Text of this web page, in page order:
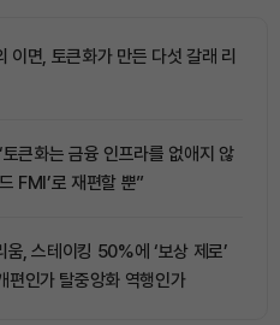
이면, 토큰화가 만든 다섯 갈래 리
큰화는 금융 인프라를 없애지 않
FMI’로 재편할 뿐”
움, 스테이킹 50%에 ‘보상 제로’
편인가 탈중앙화 역행인가